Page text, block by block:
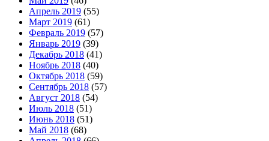
Апрель 2019 (55)
Март 2019 (61)
Февраль 2019 (57)
Январь 2019 (39)
Декабрь 2018 (41)
Ноябрь 2018 (40)
Октябрь 2018 (59)
Сентябрь 2018 (57)
Август 2018 (54)
Июль 2018 (51)
Июнь 2018 (51)
Май 2018 (68)